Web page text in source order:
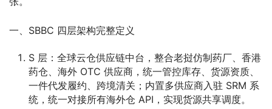
一、SBBC 四层架构完整定义
S 层：全球云仓供应链中台，整合老挝仿制药厂、香港
药仓、海外 OTC 供应商，统一管控库存、货源资质、
一件代发履约、跨境清关；内置多供应商入驻 SRM 系
统，统一对接所有海外仓 API，实现货源共享调度。